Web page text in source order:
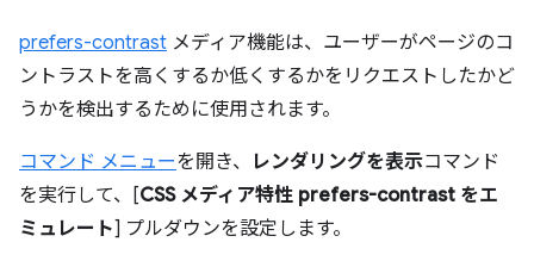
prefers-contrast メディア機能は、ユーザーがページのコ
ントラストを高くするか低くするかをリクエストしたかど
うかを検出するために使用されます。
コマンド メニューを開き、 レンダリングを表示コマンド
を実行して、[CSS メディア特性 prefers-contrast をエ
ミュレート] プルダウンを設定します。